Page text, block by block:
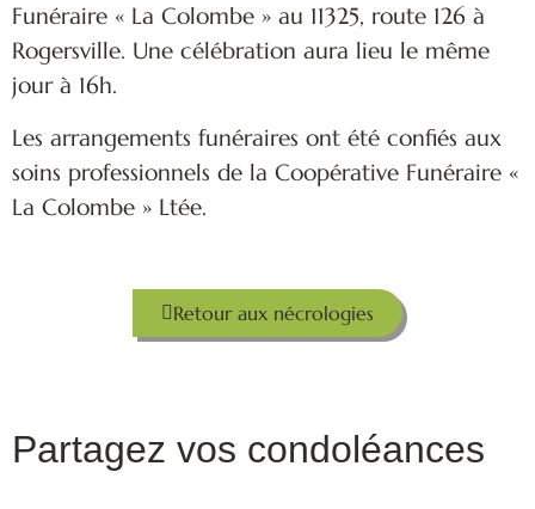
Funéraire « La Colombe » au 11325, route 126 à
Rogersville. Une célébration aura lieu le même
jour à 16h.
Les arrangements funéraires ont été confiés aux
soins professionnels de la Coopérative Funéraire «
La Colombe » Ltée.
Retour aux nécrologies
Partagez vos condoléances